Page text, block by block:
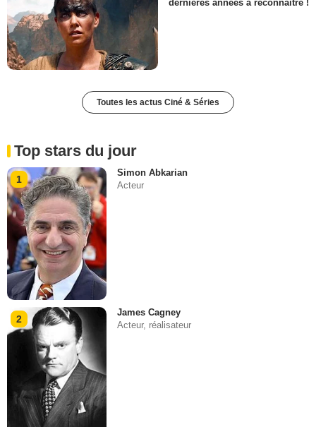
dernières années à reconnaître !
Toutes les actus Ciné & Séries
Top stars du jour
1
Simon Abkarian
Acteur
2
James Cagney
Acteur, réalisateur